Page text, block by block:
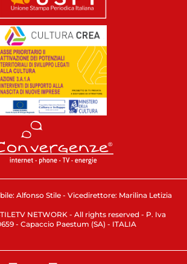
Alfonso Stile - Vicedirettore: Marilina Letizia
NETWORK - All rights reserved - P. Iva
- Capaccio Paestum (SA) - ITALIA